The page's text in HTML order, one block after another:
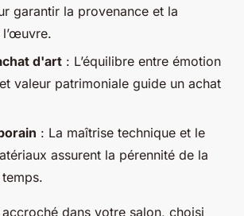
garantir la provenance et la
d'art : L’équilibre entre émotion
valeur patrimoniale guide un achat
: La maîtrise technique et le
assurent la pérennité de la
dans votre salon, choisi